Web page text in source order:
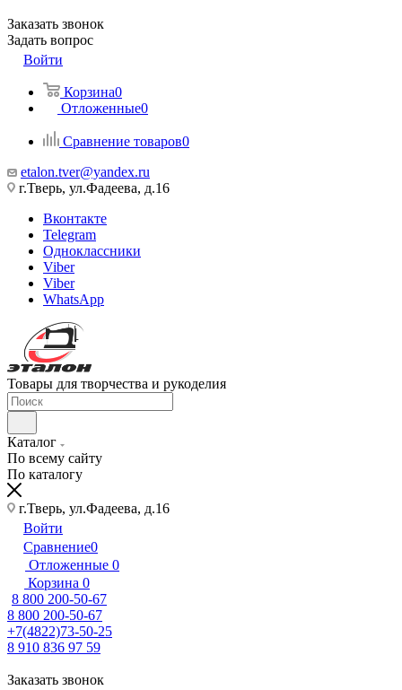
Заказать звонок
Задать вопрос
Войти
Корзина0
Отложенные0
Сравнение товаров0
etalon.tver@yandex.ru
г.Тверь, ул.Фадеева, д.16
Вконтакте
Telegram
Одноклассники
Viber
Viber
WhatsApp
Товары для творчества и рукоделия
Каталог
По всему сайту
По каталогу
г.Тверь, ул.Фадеева, д.16
Войти
Сравнение0
Отложенные 0
Корзина 0
8 800 200-50-67
8 800 200-50-67
+7(4822)73-50-25
8 910 836 97 59
Заказать звонок